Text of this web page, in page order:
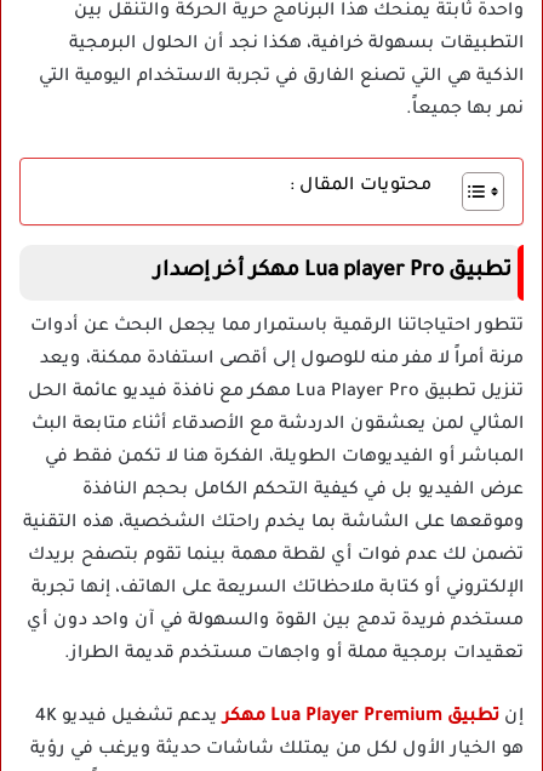
واحدة ثابتة يمنحك هذا البرنامج حرية الحركة والتنقل بين
التطبيقات بسهولة خرافية، هكذا نجد أن الحلول البرمجية
الذكية هي التي تصنع الفارق في تجربة الاستخدام اليومية التي
نمر بها جميعاً.
محتويات المقال :
تطبيق Lua player Pro مهكر أخر إصدار
تتطور احتياجاتنا الرقمية باستمرار مما يجعل البحث عن أدوات
مرنة أمراً لا مفر منه للوصول إلى أقصى استفادة ممكنة، ويعد
تنزيل تطبيق Lua Player Pro مهكر مع نافذة فيديو عائمة الحل
المثالي لمن يعشقون الدردشة مع الأصدقاء أثناء متابعة البث
المباشر أو الفيديوهات الطويلة، الفكرة هنا لا تكمن فقط في
عرض الفيديو بل في كيفية التحكم الكامل بحجم النافذة
وموقعها على الشاشة بما يخدم راحتك الشخصية، هذه التقنية
تضمن لك عدم فوات أي لقطة مهمة بينما تقوم بتصفح بريدك
الإلكتروني أو كتابة ملاحظاتك السريعة على الهاتف، إنها تجربة
مستخدم فريدة تدمج بين القوة والسهولة في آن واحد دون أي
تعقيدات برمجية مملة أو واجهات مستخدم قديمة الطراز.
إن تطبيق Lua Player Premium مهكر
يدعم تشغيل فيديو 4K
هو الخيار الأول لكل من يمتلك شاشات حديثة ويرغب في رؤية